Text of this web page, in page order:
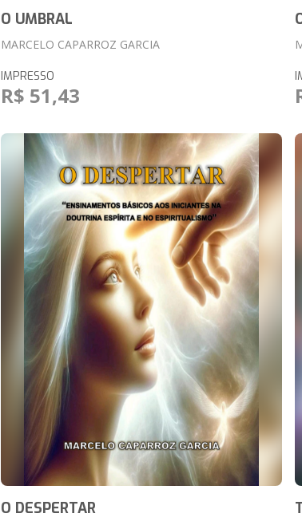
O UMBRAL
MARCELO CAPARROZ GARCIA
IMPRESSO
R$ 51,43
O DESPERTAR